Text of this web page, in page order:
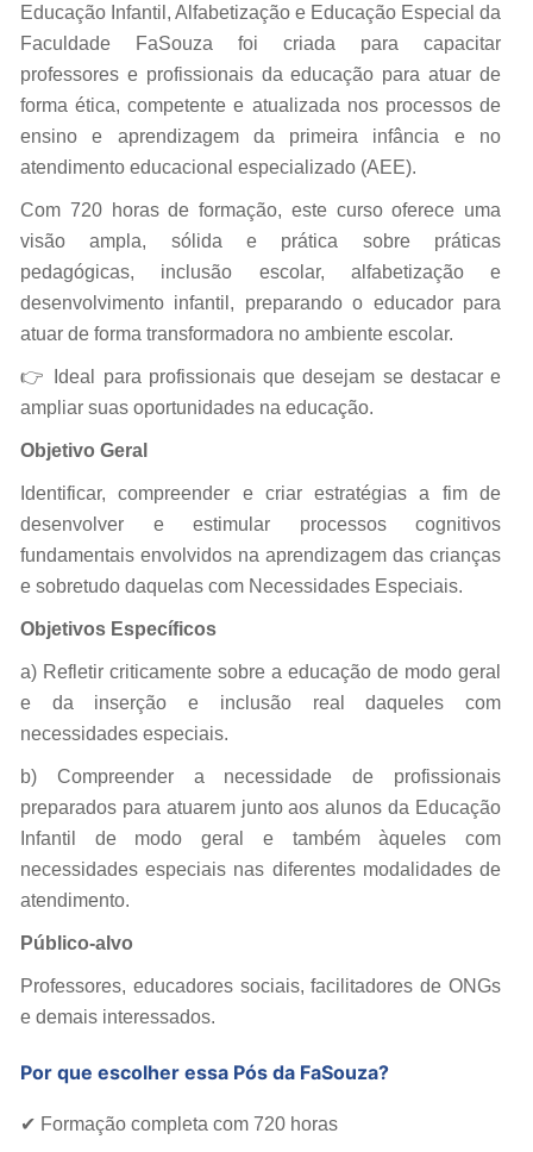
Educação Infantil, Alfabetização e Educação Especial da
Faculdade FaSouza foi criada para capacitar
professores e profissionais da educação para atuar de
forma ética, competente e atualizada nos processos de
ensino e aprendizagem da primeira infância e no
atendimento educacional especializado (AEE).
Com 720 horas de formação, este curso oferece uma
visão ampla, sólida e prática sobre práticas
pedagógicas, inclusão escolar, alfabetização e
desenvolvimento infantil, preparando o educador para
atuar de forma transformadora no ambiente escolar.
👉 Ideal para profissionais que desejam se destacar e
ampliar suas oportunidades na educação.
Objetivo Geral
Identificar, compreender e criar estratégias a fim de
desenvolver e estimular processos cognitivos
fundamentais envolvidos na aprendizagem das crianças
e sobretudo daquelas com Necessidades Especiais.
Objetivos Específicos
a) Refletir criticamente sobre a educação de modo geral
e da inserção e inclusão real daqueles com
necessidades especiais.
b) Compreender a necessidade de profissionais
preparados para atuarem junto aos alunos da Educação
Infantil de modo geral e também àqueles com
necessidades especiais nas diferentes modalidades de
atendimento.
Público-alvo
Professores, educadores sociais, facilitadores de ONGs
e demais interessados.
Por que escolher essa Pós da FaSouza?
✔ Formação completa com 720 horas